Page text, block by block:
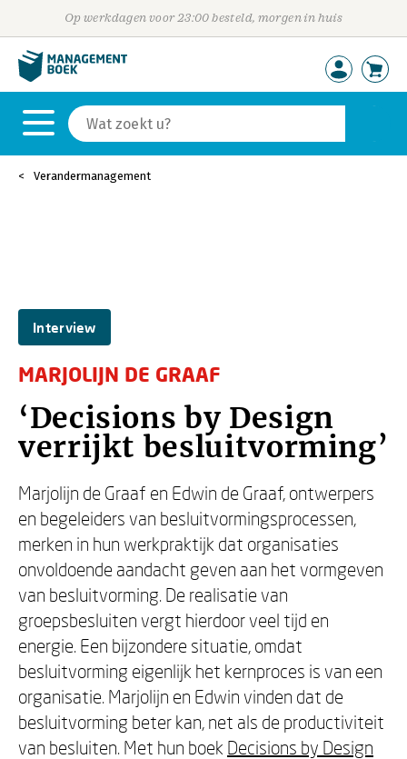
Op werkdagen voor 23:00 besteld, morgen in huis
Verandermanagement
Interview
MARJOLIJN DE GRAAF
‘Decisions by Design
verrijkt besluitvorming’
Marjolijn de Graaf en Edwin de Graaf, ontwerpers
en begeleiders van besluitvormingsprocessen,
merken in hun werkpraktijk dat organisaties
onvoldoende aandacht geven aan het vormgeven
van besluitvorming. De realisatie van
groepsbesluiten vergt hierdoor veel tijd en
energie. Een bijzondere situatie, omdat
besluitvorming eigenlijk het kernproces is van een
organisatie. Marjolijn en Edwin vinden dat de
besluitvorming beter kan, net als de productiviteit
van besluiten. Met hun boek Decisions by Design